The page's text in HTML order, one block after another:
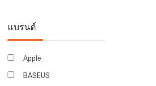
แบรนด์
Apple
BASEUS